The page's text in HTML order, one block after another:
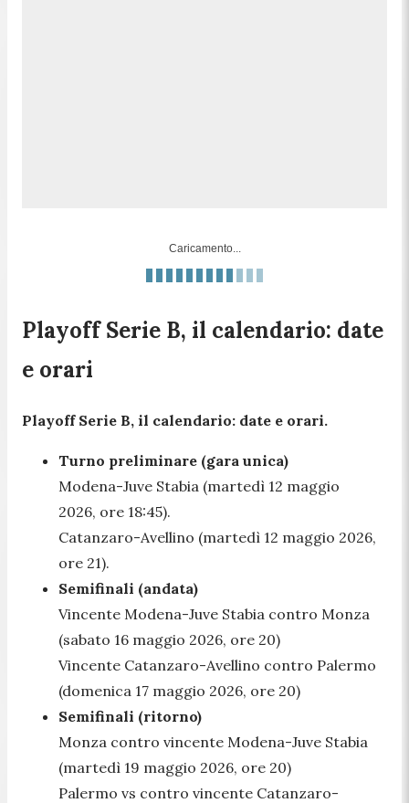
Caricamento...
Playoff Serie B, il calendario: date
e orari
Playoff Serie B, il calendario: date e orari.
Turno preliminare (gara unica)
Modena-Juve Stabia (martedì 12 maggio
2026, ore 18:45).
Catanzaro-Avellino (martedì 12 maggio 2026,
ore 21).
Semifinali (andata)
Vincente Modena-Juve Stabia contro Monza
(sabato 16 maggio 2026, ore 20)
Vincente Catanzaro-Avellino contro Palermo
(domenica 17 maggio 2026, ore 20)
Semifinali (ritorno)
Monza contro vincente Modena-Juve Stabia
(martedì 19 maggio 2026, ore 20)
Palermo vs contro vincente Catanzaro-